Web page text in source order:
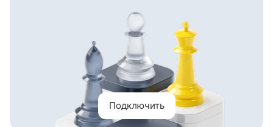
Первые два месяца обслуживания — 0 ₽
Подключить